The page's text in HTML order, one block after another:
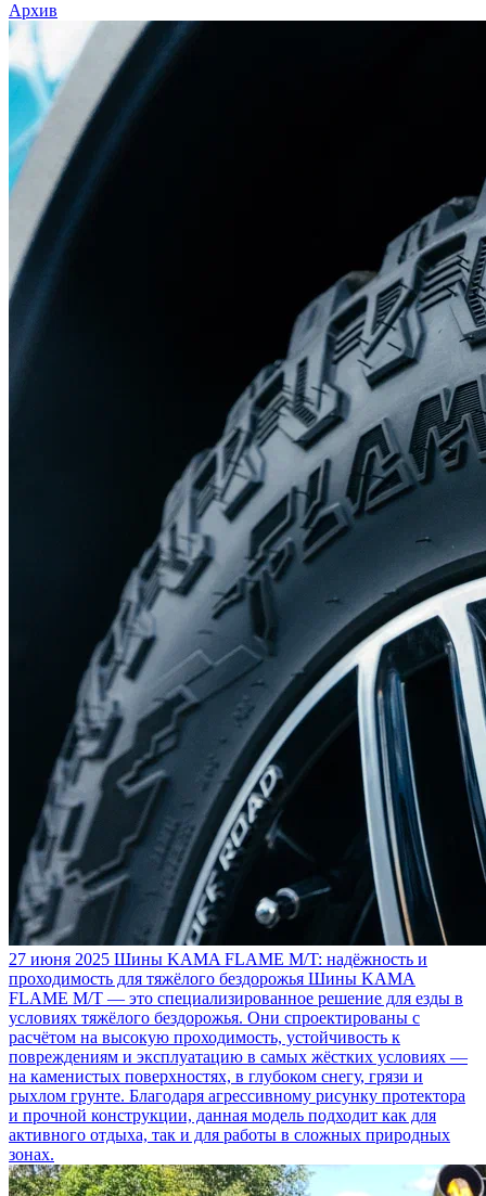
Архив
27 июня 2025 Шины KAMA FLAME M/T: надёжность и
проходимость для тяжёлого бездорожья Шины KAMA
FLAME M/T — это специализированное решение для езды в
условиях тяжёлого бездорожья. Они спроектированы с
расчётом на высокую проходимость, устойчивость к
повреждениям и эксплуатацию в самых жёстких условиях —
на каменистых поверхностях, в глубоком снегу, грязи и
рыхлом грунте. Благодаря агрессивному рисунку протектора
и прочной конструкции, данная модель подходит как для
активного отдыха, так и для работы в сложных природных
зонах.